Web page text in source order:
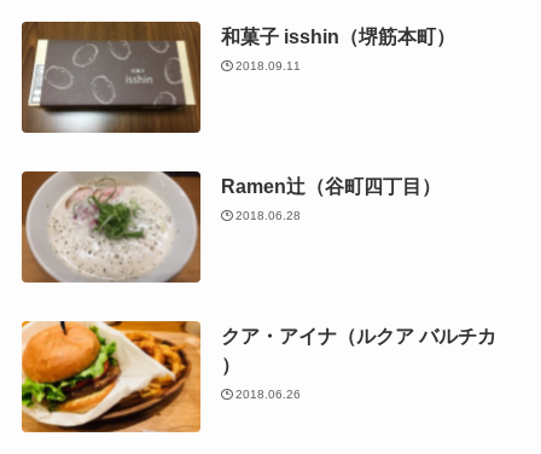
和菓子 isshin（堺筋本町）
2018.09.11
Ramen辻（谷町四丁目）
2018.06.28
クア・アイナ（ルクア バルチカ
）
2018.06.26